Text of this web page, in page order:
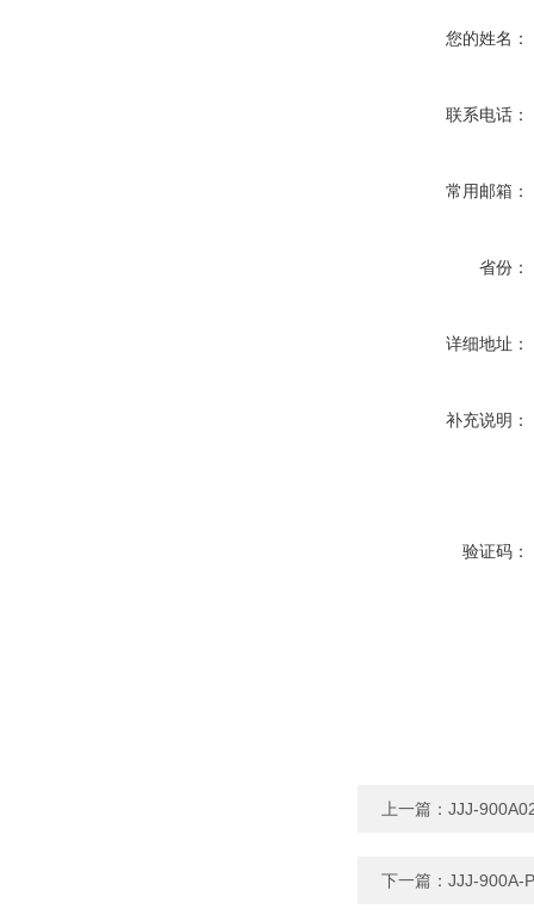
您的姓名：
联系电话：
常用邮箱：
省份：
详细地址：
补充说明：
验证码：
上一篇： JJJ-
下一篇： JJJ-900A-